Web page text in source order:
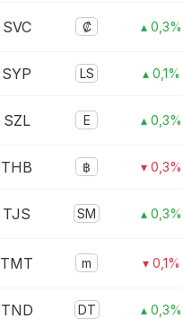
SVC ₡ ▴ 0,3%
SYP LS ▴ 0,1%
SZL E ▴ 0,3%
THB ฿ ▾ 0,3%
TJS SM ▴ 0,3%
TMT m ▾ 0,1%
TND DT ▴ 0,3%